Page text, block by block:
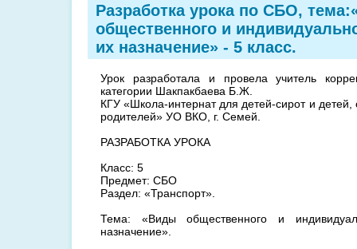
Разработка урока по СБО,
общественного и
их назначение» - 5 класс.
Урок разработала и провела учитель
категории Шакпакбаева Б.Ж.
КГУ «Школа-интернат для детей-сирот и детей,
родителей» УО ВКО, г. Семей.
РАЗРАБОТКА УРОКА
Класс: 5
Предмет: СБО
Раздел: «Транспорт».
Тема: «Виды общественного и
назначение».